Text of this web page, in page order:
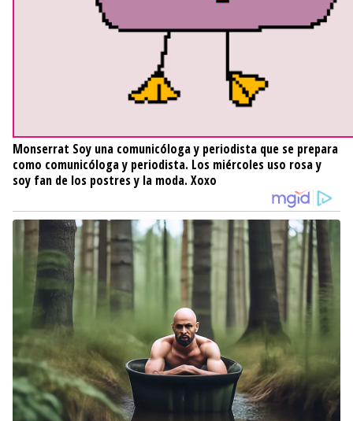
Monserrat Soy una comunicóloga y periodista que se prepara
como comunicóloga y periodista. Los miércoles uso rosa y
soy fan de los postres y la moda. Xoxo